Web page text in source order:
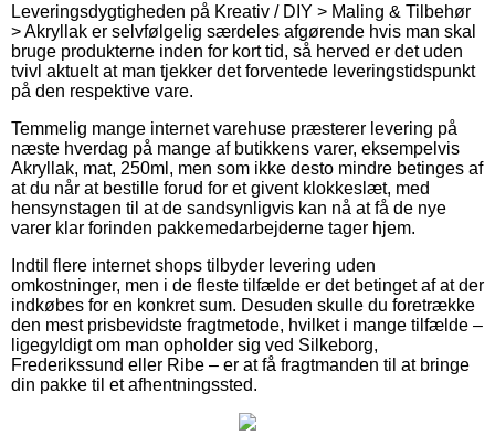
Leveringsdygtigheden på Kreativ / DIY > Maling & Tilbehør
> Akryllak er selvfølgelig særdeles afgørende hvis man skal
bruge produkterne inden for kort tid, så herved er det uden
tvivl aktuelt at man tjekker det forventede leveringstidspunkt
på den respektive vare.
Temmelig mange internet varehuse præsterer levering på
næste hverdag på mange af butikkens varer, eksempelvis
Akryllak, mat, 250ml, men som ikke desto mindre betinges af
at du når at bestille forud for et givent klokkeslæt, med
hensynstagen til at de sandsynligvis kan nå at få de nye
varer klar forinden pakkemedarbejderne tager hjem.
Indtil flere internet shops tilbyder levering uden
omkostninger, men i de fleste tilfælde er det betinget af at der
indkøbes for en konkret sum. Desuden skulle du foretrække
den mest prisbevidste fragtmetode, hvilket i mange tilfælde –
ligegyldigt om man opholder sig ved Silkeborg,
Frederikssund eller Ribe – er at få fragtmanden til at bringe
din pakke til et afhentningssted.